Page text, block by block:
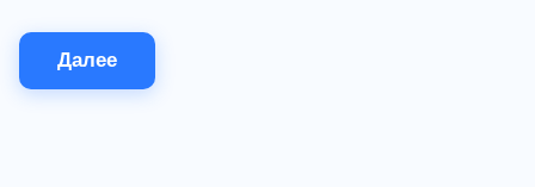
Далее